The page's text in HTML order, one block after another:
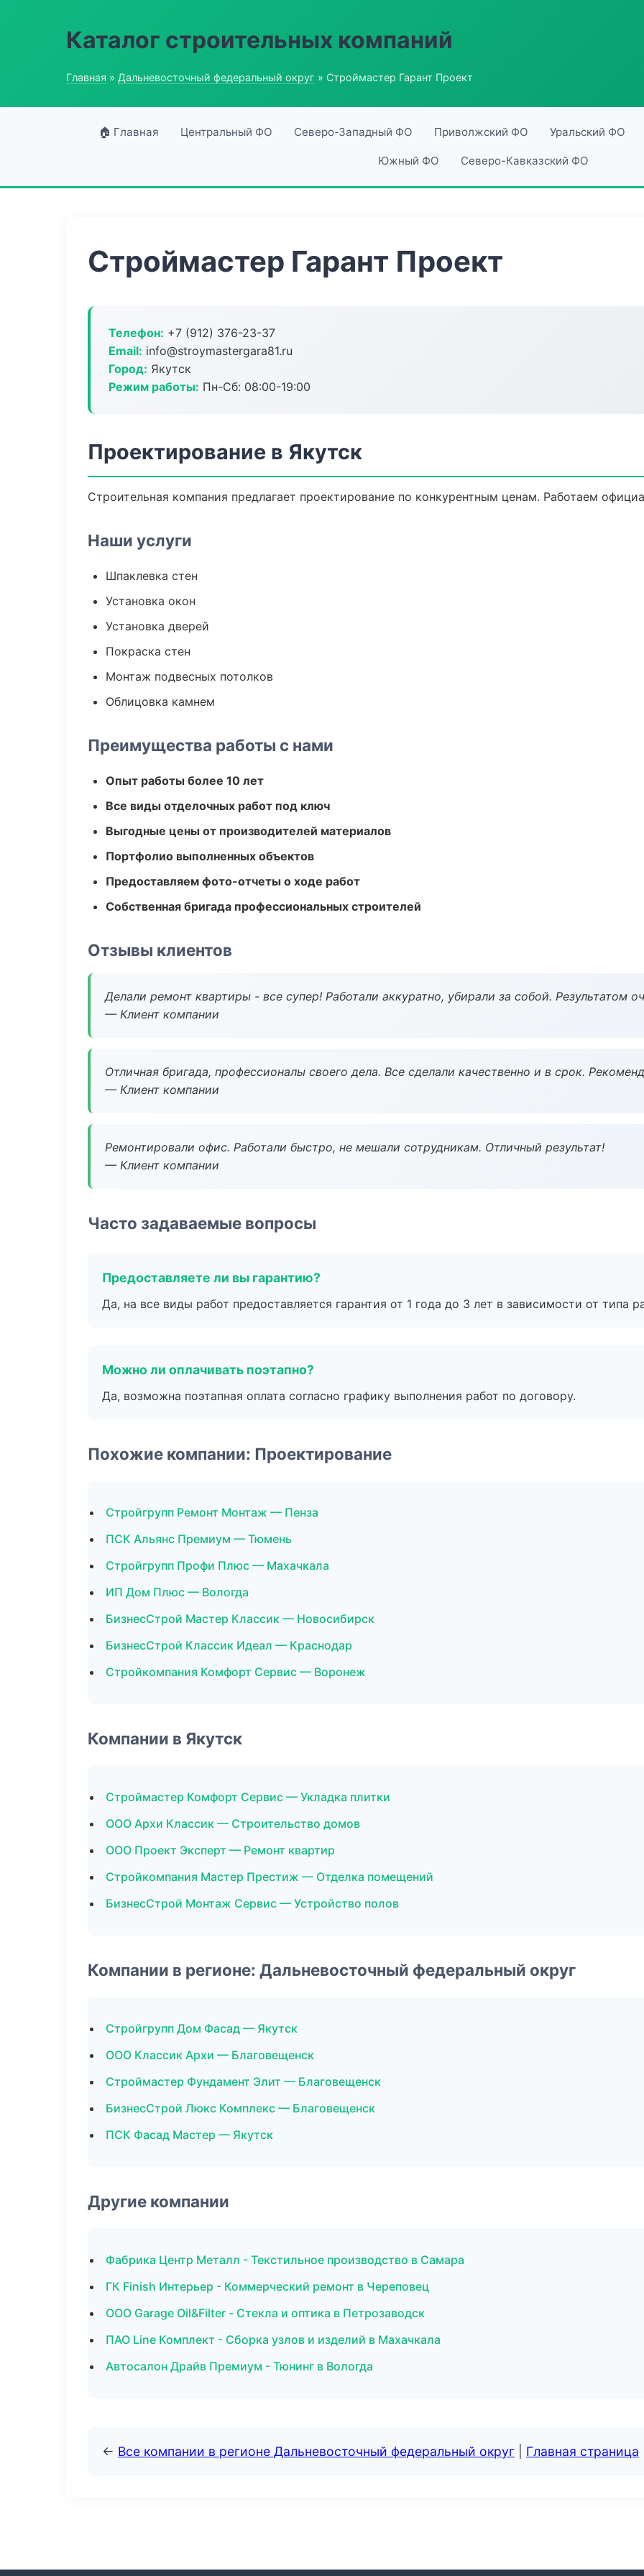
Каталог строительных компаний
Главная » Дальневосточный федеральный округ » Строймастер Гарант Проект
🏠 Главная Центральный ФО Северо-Западный ФО Приволжский ФО Уральский ФО
Южный ФО Северо-Кавказский ФО
Строймастер Гарант Проект
Телефон: +7 (912) 376-23-37
Email: info@stroymastergara81.ru
Город: Якутск
Режим работы: Пн-Сб: 08:00-19:00
Проектирование в Якутск
Строительная компания предлагает проектирование по конкурентным ценам. Работаем
Наши услуги
Шпаклевка стен
Установка окон
Установка дверей
Покраска стен
Монтаж подвесных потолков
Облицовка камнем
Преимущества работы с нами
Опыт работы более 10 лет
Все виды отделочных работ под ключ
Выгодные цены от производителей материалов
Портфолио выполненных объектов
Предоставляем фото-отчеты о ходе работ
Собственная бригада профессиональных строителей
Отзывы клиентов
Делали ремонт квартиры - все супер! Работали аккуратно, убирали за собой. Результатом
— Клиент компании
Отличная бригада, профессионалы своего дела. Все сделали качественно и в срок.
— Клиент компании
Ремонтировали офис. Работали быстро, не мешали сотрудникам. Отличный результат!
— Клиент компании
Часто задаваемые вопросы
Предоставляете ли вы гарантию?
Да, на все виды работ предоставляется гарантия от 1 года до 3 лет в зависимости от типа
Можно ли оплачивать поэтапно?
Да, возможна поэтапная оплата согласно графику выполнения работ по договору.
Похожие компании: Проектирование
Стройгрупп Ремонт Монтаж — Пенза
ПСК Альянс Премиум — Тюмень
Стройгрупп Профи Плюс — Махачкала
ИП Дом Плюс — Вологда
БизнесСтрой Мастер Классик — Новосибирск
БизнесСтрой Классик Идеал — Краснодар
Стройкомпания Комфорт Сервис — Воронеж
Компании в Якутск
Строймастер Комфорт Сервис — Укладка плитки
ООО Архи Классик — Строительство домов
ООО Проект Эксперт — Ремонт квартир
Стройкомпания Мастер Престиж — Отделка помещений
БизнесСтрой Монтаж Сервис — Устройство полов
Компании в регионе: Дальневосточный федеральный округ
Стройгрупп Дом Фасад — Якутск
ООО Классик Архи — Благовещенск
Строймастер Фундамент Элит — Благовещенск
БизнесСтрой Люкс Комплекс — Благовещенск
ПСК Фасад Мастер — Якутск
Другие компании
Фабрика Центр Металл - Текстильное производство в Самара
ГК Finish Интерьер - Коммерческий ремонт в Череповец
ООО Garage Oil&Filter - Стекла и оптика в Петрозаводск
ПАО Line Комплект - Сборка узлов и изделий в Махачкала
Автосалон Драйв Премиум - Тюнинг в Вологда
← Все компании в регионе Дальневосточный федеральный округ Главная страница